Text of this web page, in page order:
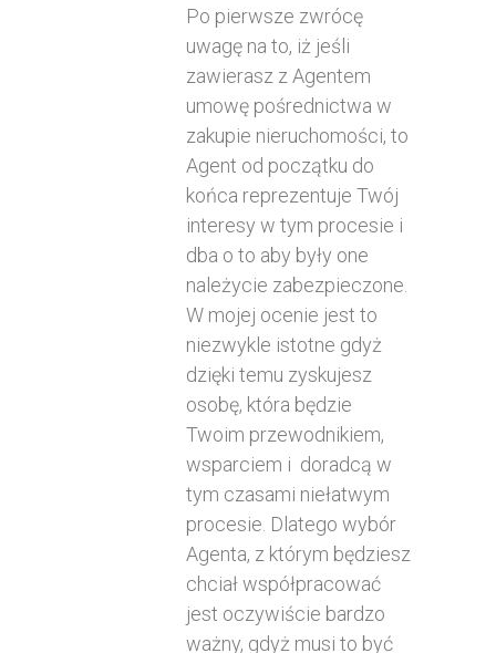
Po pierwsze zwrócę
uwagę na to, iż jeśli
zawierasz z Agentem
umowę pośrednictwa w
zakupie nieruchomości, to
Agent od początku do
końca reprezentuje Twój
interesy w tym procesie i
dba o to aby były one
należycie zabezpieczone.
W mojej ocenie jest to
niezwykle istotne gdyż
dzięki temu zyskujesz
osobę, która będzie
Twoim przewodnikiem,
wsparciem i doradcą w
tym czasami niełatwym
procesie. Dlatego wybór
Agenta, z którym będziesz
chciał współpracować
jest oczywiście bardzo
ważny, gdyż musi to być